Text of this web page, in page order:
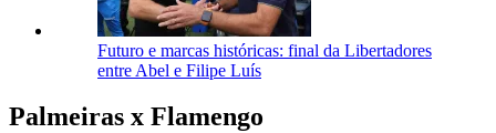
Futuro e marcas históricas: final da Libertadores
entre Abel e Filipe Luís
Palmeiras x Flamengo